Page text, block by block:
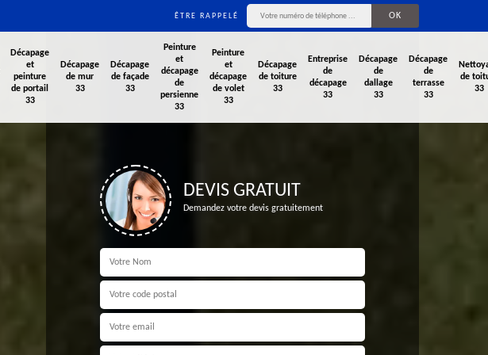
ÊTRE RAPPELÉ
Décapage
et
peinture
de portail
33
Décapage
de mur
33
Décapage
de façade
33
Peinture
et
décapage
de
persienne
33
Peinture
et
décapage
de volet
33
Décapage
de toiture
33
Entreprise
de
décapage
33
Décapage
de
dallage
33
Décapage
de
terrasse
33
de
33
DEVIS GRATUIT
Demandez votre devis gratuitement